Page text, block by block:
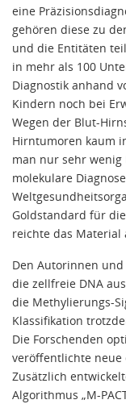
eine
gehören diese zu
und die Entitäten
in mehr als 100
Diagnostik anhand
Kindern noch bei
Wegen der Blut-
Hirntumoren kaum
man nur sehr wenig
molekulare
Goldstandard für
reichte das Material
Den Autorinnen
die zellfreie DNA
die Methylierungs-
Klassifikation
Die Forschenden
veröffentlichte neue
Zusätzlich
Algorithmus „M-